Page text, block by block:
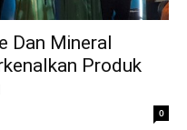
Dan Mineral
Produk
0